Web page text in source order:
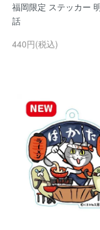
福岡限定 ステッカー
話
440円(税込)